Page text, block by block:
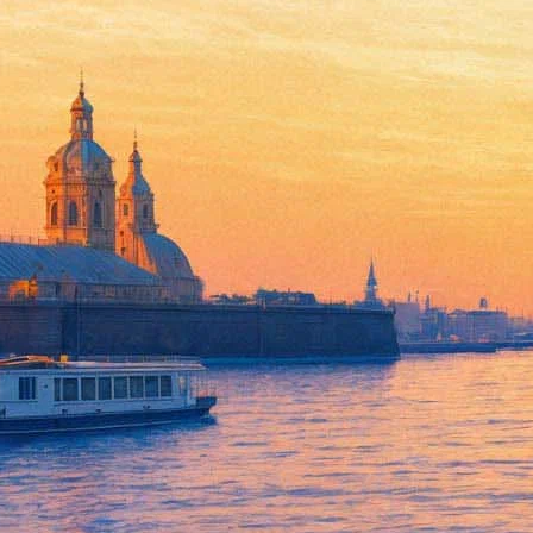
Выставка художников
07 августа 2012, вторник-19 августа 2012, воскресенье
Версия для печати